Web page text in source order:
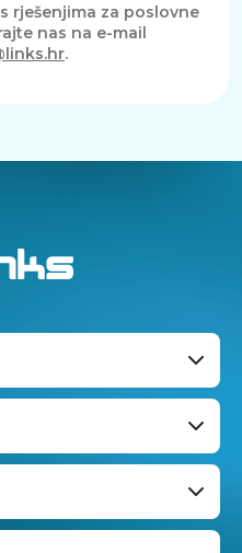
rješenjima za poslovne
nas na e-mail
.